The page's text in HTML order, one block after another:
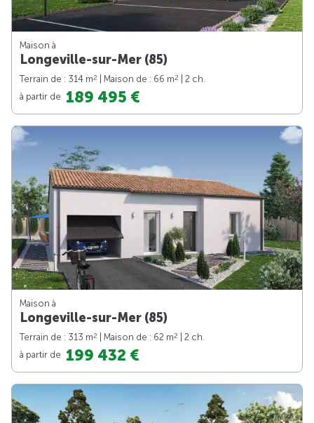
Maison à
Longeville-sur-Mer (85)
Terrain de : 314 m2 | Maison de : 66 m2
| 2 ch.
à partir de 189 495 €
Maison à
Longeville-sur-Mer (85)
Terrain de : 313 m2 | Maison de : 62 m2
| 2 ch.
à partir de 199 432 €